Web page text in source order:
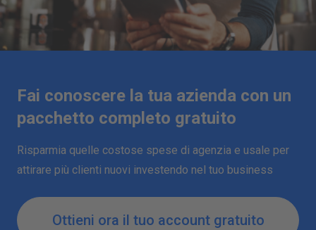
Fai conoscere la tua azienda con un
pacchetto completo gratuito
Risparmia quelle costose spese di agenzia e usale per
attirare più clienti nuovi investendo nel tuo business
Ottieni ora il tuo account gratuito